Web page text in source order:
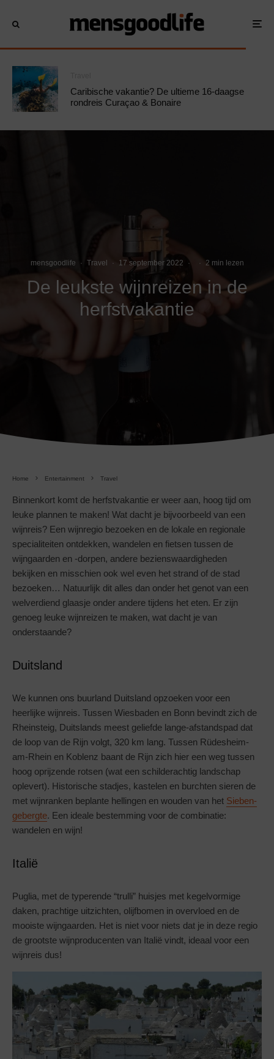
Caribische vakantie? De ultieme 16-daagse
rondreis Curaçao & Bonaire
mensgoodlife · Travel · 17 september 2022 · · 2 min lezen
De leukste wijnreizen in de
herfstvakantie
Home Entertainment Travel
Binnenkort komt de herfstvakantie er weer aan, hoog tijd om
leuke plannen te maken! Wat dacht je bijvoorbeeld van een
wijnreis? Een wijnregio bezoeken en de lokale en regionale
specialiteiten ontdekken, wandelen en fietsen tussen de
wijngaarden en -dorpen, andere bezienswaardigheden
bekijken en misschien ook wel even het strand of de stad
bezoeken… Natuurlijk dit alles dan onder het genot van een
welverdiend glaasje onder andere tijdens het eten. Er zijn
genoeg leuke wijnreizen te maken, wat dacht je van
onderstaande?
Duitsland
We kunnen ons buurland Duitsland opzoeken voor een
heerlijke wijnreis. Tussen Wiesbaden en Bonn bevindt zich de
Rheinsteig, Duitslands meest geliefde lange-afstandspad dat
de loop van de Rijn volgt, 320 km lang. Tussen Rüdesheim-
am-Rhein en Koblenz baant de Rijn zich hier een weg tussen
hoog oprijzende rotsen (wat een schilderachtig landschap
oplevert). Historische stadjes, kastelen en burchten sieren de
met wijnranken beplante hellingen en wouden van het Sieben-
gebergte. Een ideale bestemming voor de combinatie:
wandelen en wijn!
Italië
Puglia, met de typerende “trulli” huisjes met kegelvormige
daken, prachtige uitzichten, olijfbomen in overvloed en de
mooiste wijngaarden. Het is niet voor niets dat je in deze regio
de grootste wijnproducenten van Italië vindt, ideaal voor een
wijnreis dus!